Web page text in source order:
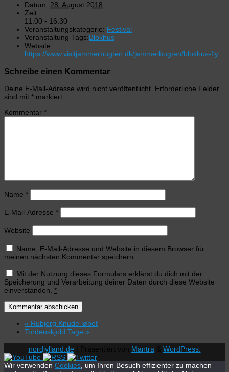
Datum: 28. August 2018
Zeit:
11:00 - 16:30
Veranstaltungskategorie: Festival
Veranstaltung-Tags:Blokhus
Website:
https://www.visitjammerbugten.dk/jammerbugten/blokhus-fly
Schreibe einen Kommentar
Deine E-Mail-Adresse wird nicht veröffentlicht. Erforderliche Felder
sind mit * markiert
Kommentar *
Name *
E-Mail-Adresse *
Website
Name, E-Mail-Adresse und Website in diesem Browser für
meinen nächsten Kommentar speichern.
Mit der Nutzung dieses Formulars erklärst du dich mit der
Speicherung und Verarbeitung deiner Daten durch diese Website
einverstanden. *
« Rubjerg Knude løbet
Tordenskjold Tage »
nordjylland.de Mantra
WordPress.
Wir verwenden Cookies , um Ihren Besuch effizienter zu machen